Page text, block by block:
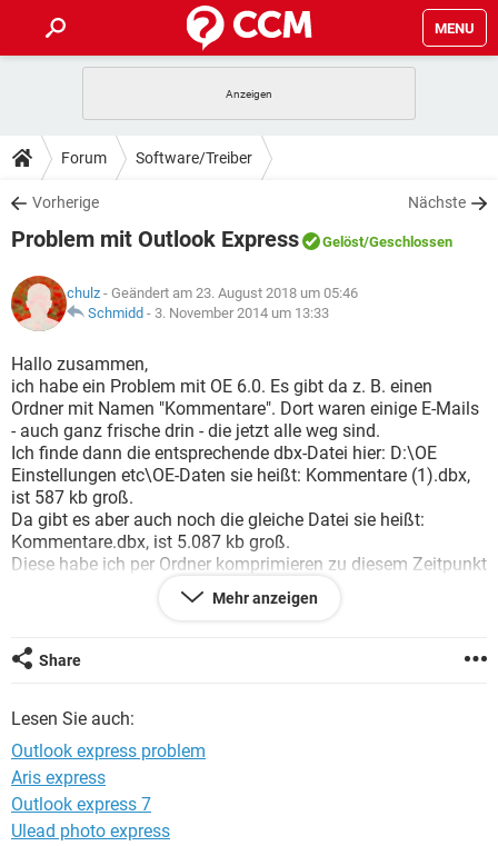
MENU
ANDROID IOS
WINDOWS 10
WHATSAPP TIKTOK
FACEBOOK
TIPPS & TRICKS
SPIELE
WHATSAPP TIKTOK
FACEBOOK
DOWNLOADS
SPIELE STREAMING
ANDROID
WINDOWS 10 INSTAGRAM
WHATSAPP
FACEBOOK HARDWARE
SPIELE STREAMING
ANDROID
WINDOWS 10
WHATSAPP TIKTOK
FACEBOOK HARDWARE
LEXIKON
SPIELE
ANDROID IOS
WINDOWS 10 INSTAGRAM
WHATSAPP TIKTOK
FACEBOOK
Forum Software/Treiber
Vorherige Nächste
Problem mit Outlook Express Gelöst/Geschlossen
chulz - Geändert am 23. August 2018 um 05:46
Schmidd - 3. November 2014 um 13:33
Hallo zusammen,
ich habe ein Problem mit OE 6.0. Es gibt da z. B. einen
Ordner mit Namen "Kommentare". Dort waren einige E-Mails
- auch ganz frische drin - die jetzt alle weg sind.
Ich finde dann die entsprechende dbx-Datei hier: D:\OE
Einstellungen etc\OE-Daten sie heißt: Kommentare (1).dbx,
ist 587 kb groß.
Da gibt es aber auch noch die gleiche Datei sie heißt:
Kommentare.dbx, ist 5.087 kb groß.
Diese habe ich per Ordner komprimieren zu diesem Zeitpunkt
gespeichert. Aber was ich jetzt nicht begreife, warum sehe
ich keine E-Mail mehr in meinem Ordner.
machen? Würde mich über eine Hilfe sehr freuen und hoffe,
dass ich es gut verständlich erklärt habe.
Mehr anzeigen
Share
Lesen Sie auch:
Outlook express problem
Aris express
Outlook express 7
Ulead photo express